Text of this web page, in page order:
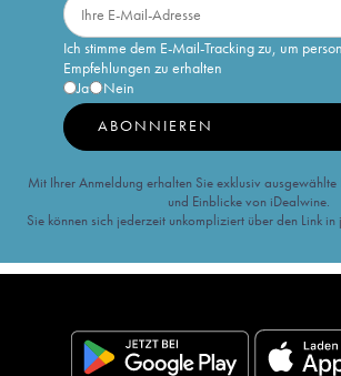
Ich stimme dem E-Mail-Tracking zu, um
Empfehlungen zu erhalten
Ja
Nein
ABONNIEREN
Mit Ihrer Anmeldung erhalten Sie exklusiv
und Einblicke von iDealwine.
Sie können sich jederzeit unkompliziert über den Link